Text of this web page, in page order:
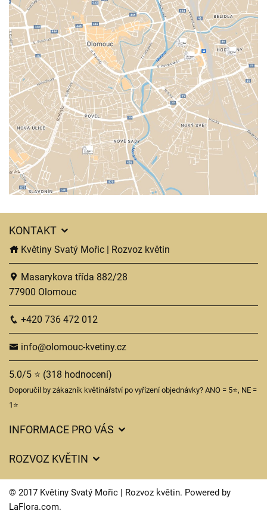
KONTAKT
Květiny Svatý Mořic | Rozvoz květin
Masarykova třída 882/28
77900 Olomouc
+420 736 472 012
info@olomouc-kvetiny.cz
5.0/5 ⭐ (318 hodnocení)
Doporučil by zákazník květinářství po vyřízení objednávky? ANO = 5⭐, NE =
1⭐
INFORMACE PRO VÁS
Často kladené dotazy
Význam druhů květin
ROZVOZ KVĚTIN
Ceny za doručení
Kam doručujeme květiny
© 2017 Květiny Svatý Mořic | Rozvoz květin. Powered by
LaFlora.com.